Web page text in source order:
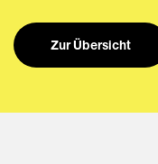
Zur Übersicht